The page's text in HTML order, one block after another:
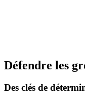
Défendre les
Des clés de